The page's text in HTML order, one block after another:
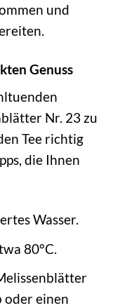
und
Genuss
Nr. 23 zu
Tee richtig
die Ihnen
Wasser.
80°C.
oder einen